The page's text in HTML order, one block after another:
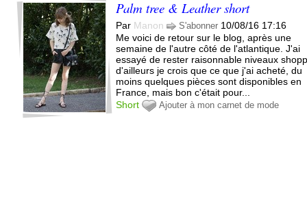
Palm tree & Leather short
Par Manon S'abonner 10/08/16 17:16
Me voici de retour sur le blog, après une
semaine de l'autre côté de l'atlantique. J'ai
essayé de rester raisonnable niveaux
d'ailleurs je crois que ce que j'ai acheté, du
moins quelques pièces sont disponibles en
France, mais bon c'était pour...
Short
Ajouter à mon carnet de mode